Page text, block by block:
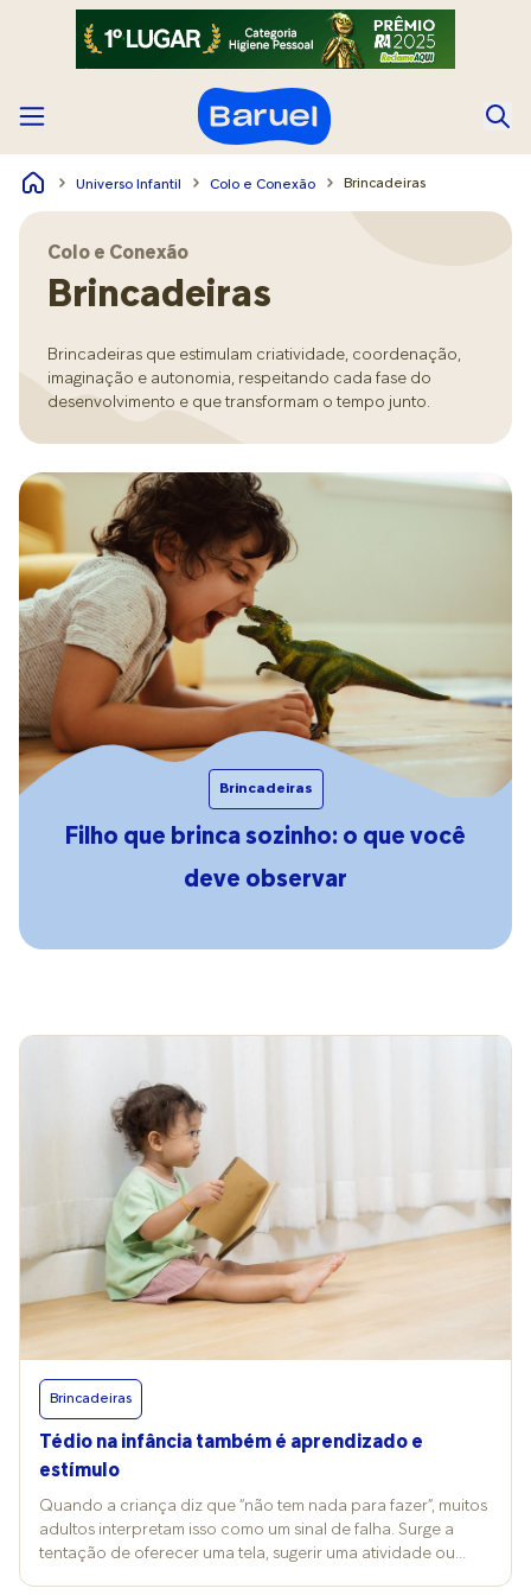
Universo Infantil Colo e Conexão Brincadeiras
Colo e Conexão
Brincadeiras
Brincadeiras que estimulam criatividade, coordenação,
imaginação e autonomia, respeitando cada fase do
desenvolvimento e que transformam o tempo junto.
Brincadeiras
Filho que brinca sozinho: o que você
deve observar
Brincadeiras
Tédio na infância também é aprendizado e
estímulo
Quando a criança diz que “não tem nada para fazer”, muitos
adultos interpretam isso como um sinal de falha. Surge a
tentação de oferecer uma tela, sugerir uma atividade ou